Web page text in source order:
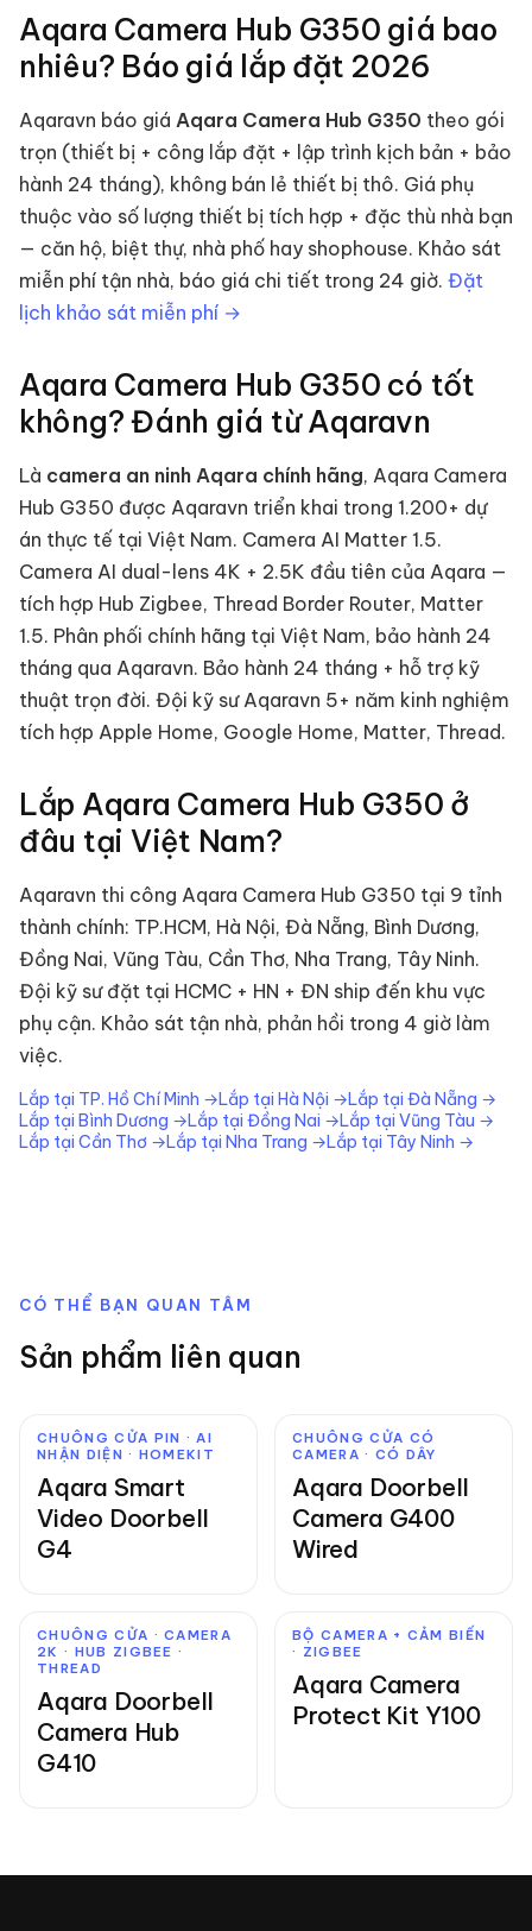
Aqara Camera Hub G350 giá bao
nhiêu? Báo giá lắp đặt 2026
Aqaravn báo giá Aqara Camera Hub G350 theo gói
trọn (thiết bị + công lắp đặt + lập trình kịch bản + bảo
hành 24 tháng), không bán lẻ thiết bị thô. Giá phụ
thuộc vào số lượng thiết bị tích hợp + đặc thù nhà bạn
— căn hộ, biệt thự, nhà phố hay shophouse. Khảo sát
miễn phí tận nhà, báo giá chi tiết trong 24 giờ. Đặt
lịch khảo sát miễn phí →
Aqara Camera Hub G350 có tốt
không? Đánh giá từ Aqaravn
Là camera an ninh Aqara chính hãng, Aqara Camera
Hub G350 được Aqaravn triển khai trong 1.200+ dự
án thực tế tại Việt Nam. Camera AI Matter 1.5.
Camera AI dual-lens 4K + 2.5K đầu tiên của Aqara —
tích hợp Hub Zigbee, Thread Border Router, Matter
1.5. Phân phối chính hãng tại Việt Nam, bảo hành 24
tháng qua Aqaravn. Bảo hành 24 tháng + hỗ trợ kỹ
thuật trọn đời. Đội kỹ sư Aqaravn 5+ năm kinh nghiệm
tích hợp Apple Home, Google Home, Matter, Thread.
Lắp Aqara Camera Hub G350 ở
đâu tại Việt Nam?
Aqaravn thi công Aqara Camera Hub G350 tại 9 tỉnh
thành chính: TP.HCM, Hà Nội, Đà Nẵng, Bình Dương,
Đồng Nai, Vũng Tàu, Cần Thơ, Nha Trang, Tây Ninh.
Đội kỹ sư đặt tại HCMC + HN + ĐN ship đến khu vực
phụ cận. Khảo sát tận nhà, phản hồi trong 4 giờ làm
việc.
Lắp tại TP. Hồ Chí Minh →Lắp tại Hà Nội →Lắp tại Đà Nẵng →
Lắp tại Bình Dương →Lắp tại Đồng Nai →Lắp tại Vũng Tàu →
Lắp tại Cần Thơ →Lắp tại Nha Trang →Lắp tại Tây Ninh →
CÓ THỂ BẠN QUAN TÂM
Sản phẩm liên quan
CHUÔNG CỬA PIN · AI
NHẬN DIỆN · HOMEKIT
Aqara Smart
Video Doorbell
G4
CHUÔNG CỬA CÓ
CAMERA · CÓ DÂY
Aqara Doorbell
Camera G400
Wired
CHUÔNG CỬA · CAMERA
2K · HUB ZIGBEE ·
THREAD
Aqara Doorbell
Camera Hub
G410
BỘ CAMERA + CẢM BIẾN
· ZIGBEE
Aqara Camera
Protect Kit Y100